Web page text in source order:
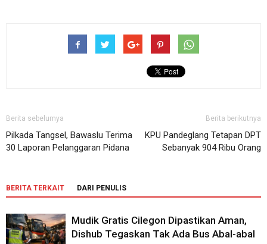
Berita sebelumya
Pilkada Tangsel, Bawaslu Terima
30 Laporan Pelanggaran Pidana
Berita berikutnya
KPU Pandeglang Tetapan DPT
Sebanyak 904 Ribu Orang
BERITA TERKAIT DARI PENULIS
Mudik Gratis Cilegon Dipastikan Aman,
Dishub Tegaskan Tak Ada Bus Abal-abal